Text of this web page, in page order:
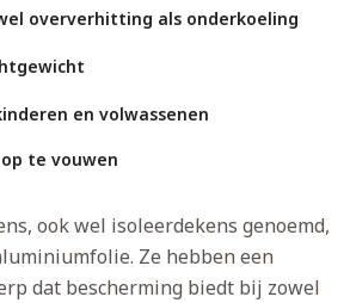
oververhitting als onderkoeling
en volwassenen
te vouwen
ook wel isoleerdekens genoemd,
Ze hebben een
dat bescherming biedt bij zowel